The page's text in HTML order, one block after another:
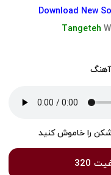
Download New
Tangeteh
را خاموش کنید
320